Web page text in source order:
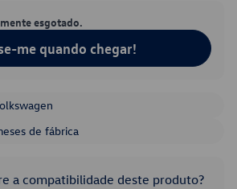
esgotado.
me quando chegar!
de fábrica
a compatibilidade deste produto?